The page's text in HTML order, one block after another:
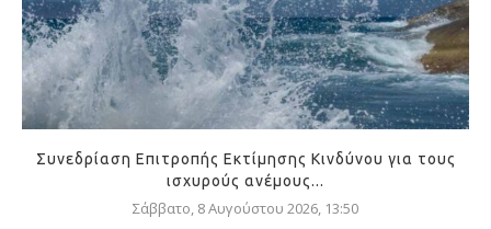
Συνεδρίαση Επιτροπής Εκτίμησης Κινδύνου για τους
ισχυρούς ανέμους...
Σάββατο, 8 Αυγούστου 2026, 13:50